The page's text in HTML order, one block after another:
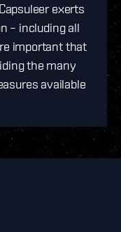
exerts
– including all
important that
the many
available